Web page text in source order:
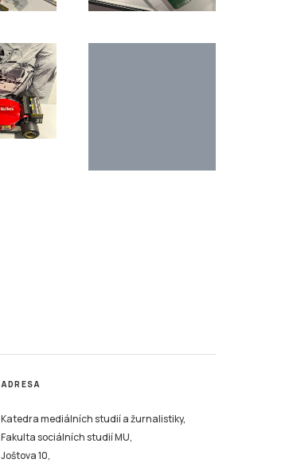
Katedra mediálních studií a žurnalistiky,
Joštova 10,
REDAKCE